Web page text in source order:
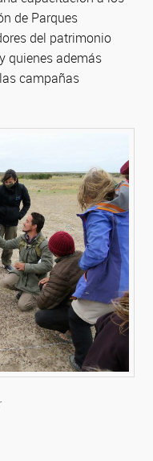
de Parques
del patrimonio
quienes además
campañas
en Twitter